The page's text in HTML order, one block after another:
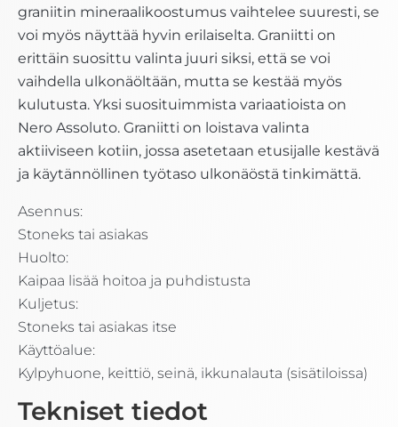
graniitin mineraalikoostumus vaihtelee suuresti, se
voi myös näyttää hyvin erilaiselta. Graniitti on
erittäin suosittu valinta juuri siksi, että se voi
vaihdella ulkonäöltään, mutta se kestää myös
kulutusta. Yksi suosituimmista variaatioista on
Nero Assoluto. Graniitti on loistava valinta
aktiiviseen kotiin, jossa asetetaan etusijalle kestävä
ja käytännöllinen työtaso ulkonäöstä tinkimättä.
Asennus:
Stoneks tai asiakas
Huolto:
Kaipaa lisää hoitoa ja puhdistusta
Kuljetus:
Stoneks tai asiakas itse
Käyttöalue:
Kylpyhuone, keittiö, seinä, ikkunalauta (sisätiloissa)
Tekniset tiedot